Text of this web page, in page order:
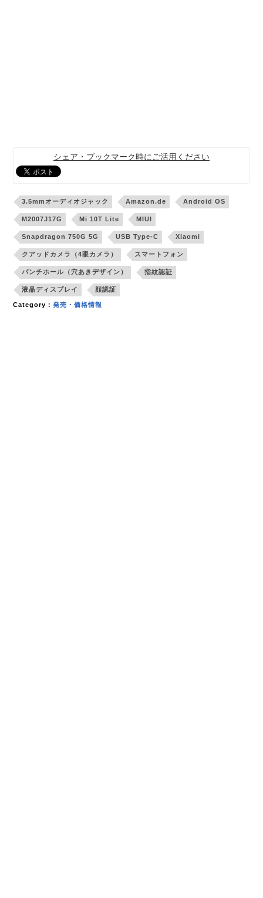
シェア・ブックマーク時にご活用ください
3.5mmオーディオジャック Amazon.de Android OS
M2007J17G Mi 10T Lite MIUI
Snapdragon 750G 5G USB Type-C Xiaomi
クアッドカメラ（4眼カメラ） スマートフォン
パンチホール（穴あきデザイン） 指紋認証
液晶ディスプレイ 顔認証
Category：発売・価格情報